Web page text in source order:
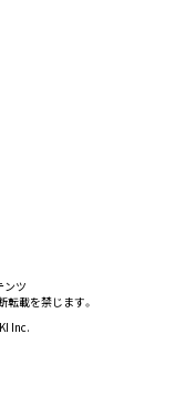
ンツ
転載を禁じます。
Inc.